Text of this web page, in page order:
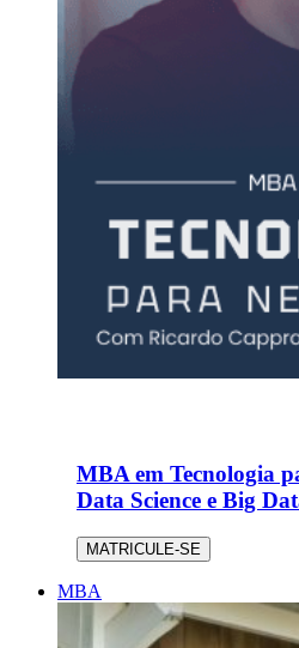
MBA em Tecnologia
Data Science e Big
MATRICULE-SE
MBA